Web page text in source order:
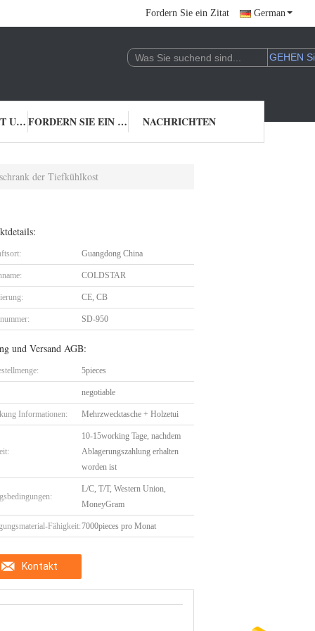
Fordern Sie ein Zitat German
TRETEN SIE MIT UNS IN VERBINDUNG FORDERN SIE EIN ZITAT NACHRICHTEN
der Tiefkühlkost
Guangdong China
COLDSTAR
CE, CB
SD-950
und Versand AGB:
5pieces
negotiable
Informationen: Mehrzwecktasche + Holzetui
10-15working Tage, nachdem
Ablagerungszahlung erhalten
worden ist
L/C, T/T, Western Union,
MoneyGram
Fähigkeit:7000pieces pro Monat
Kontakt